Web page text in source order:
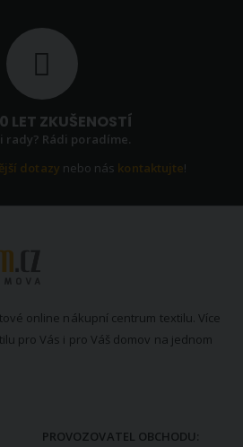
LET ZKUŠENOSTÍ
rady? Rádi poradíme.
dotazy nebo nás kontaktujte!
online nákupní centrum textilu. Více
pro Vás i pro Váš domov na jednom
PROVOZOVATEL OBCHODU: